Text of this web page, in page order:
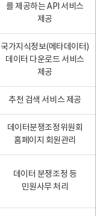
를 제공하는 API 서비스
제공
국가지식정보(메타데이터)
데이터 다운로드 서비스
제공
추천 검색 서비스 제공
데이터분쟁조정위원회
홈페이지 회원관리
데이터 분쟁조정 등
민원사무 처리